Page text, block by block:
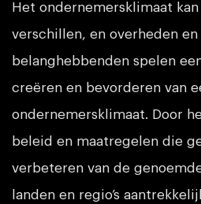
Het ondernemersklimaat
verschillen, en overheden en
belanghebbenden spelen
creëren en bevorderen van
ondernemersklimaat. Door
beleid en maatregelen die
verbeteren van de
landen en regio’s